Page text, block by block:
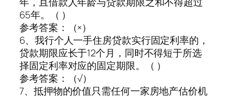
65年。（ ）
参考答案：（×）
6、我行个人一手住房贷款实行固定利率的，
贷款期限应长于12个月，同时不得短于所选
择固定利率对应的固定期限。（ ）
参考答案：（√）
7、抵押物的价值只需任何一家房地产估价机